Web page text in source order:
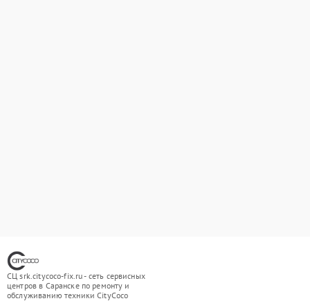
СЦ srk.citycoco-fix.ru - сеть сервисных
центров в Саранске по ремонту и
обслуживанию техники CityCoco